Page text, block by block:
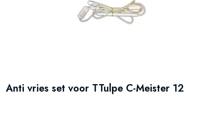
Anti vries set voor TTulpe C-Meister 12